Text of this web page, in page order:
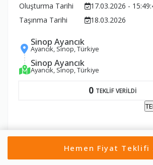
Oluşturma Tarihi
17.03.2026 -
Taşınma Tarihi
18.03.2026
Sinop Ayancık
Ayancık, Sinop, Türkiye
Sinop Ayancık
Ayancık, Sinop, Türkiye
0 TEKLİF VERİLDİ
Hemen Fiyat Teklifi